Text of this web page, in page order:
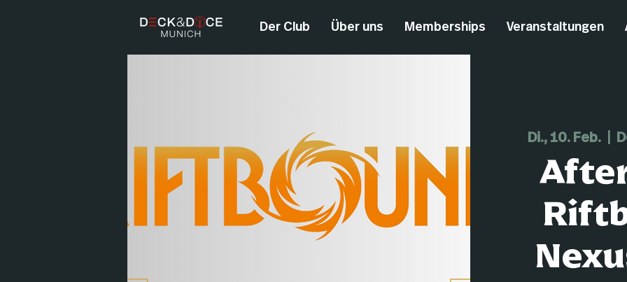
Der Club Über uns Memberships Veranstaltungen
Di., 10. Feb.
  |